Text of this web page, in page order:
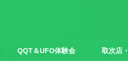
QQT＆UFO体験会 取次店